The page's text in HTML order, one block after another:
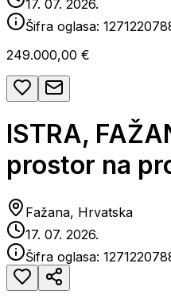
17. 07. 2026.
Šifra oglasa:
249.000,00 €
ISTRA,
prostor na
Fažana, Hrvatska
17. 07. 2026.
Šifra oglasa: